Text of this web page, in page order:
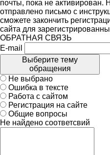
почты, пока не активирован.
отправлено письмо с
сможете закончить
сайта для
ОБРАТНАЯ СВЯЗЬ
E-mail
Выберите тему
обращения
Не выбрано
Ошибка в тексте
Работа с сайтом
Регистрация на сайте
Общие вопросы
Не найдено соответсвий